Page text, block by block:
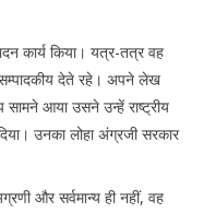
कार्य किया। यत्र-तत्र वह
सम्पादकीय देते रहे। अपने लेख
आया उसने उन्हें राष्ट्रीय
उनका लोहा अंग्रजी सरकार
और सर्वमान्य ही नहीं, वह